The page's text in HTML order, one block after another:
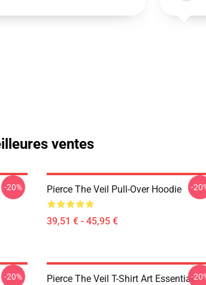
ventes
-20% Pierce The Veil Pull-Over Hoodie
39,51 € - 45,95 €
-
-20% Pierce The Veil T-Shirt Art Essential-